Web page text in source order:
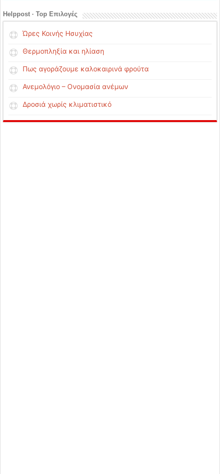
Helppost · Top Επιλογές
Ώρες Κοινής Ησυχίας
Θερμοπληξία και ηλίαση
Πως αγοράζουμε καλοκαιρινά φρούτα
Ανεμολόγιο – Ονομασία ανέμων
Δροσιά χωρίς κλιματιστικό